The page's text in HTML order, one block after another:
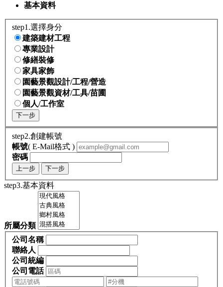
基本資料
step1.選擇身分
建築建材工程
專業設計
修繕裝修
家具家飾
園藝景觀設計/工程/營造
園藝景觀資材/工具/苗圃
個人/工作室
下一步
step2.創建帳號
帳號( E-Mail格式 )
密碼
上一步 下一步
step3.基本資料
所屬分類
公司名稱
聯絡人
公司統編
公司電話